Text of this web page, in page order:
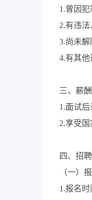
1.曾因
2.有违法
3.尚未解
4.有其他
三、薪
1.面试
2.享受国
四、招
（一）
1.报名时